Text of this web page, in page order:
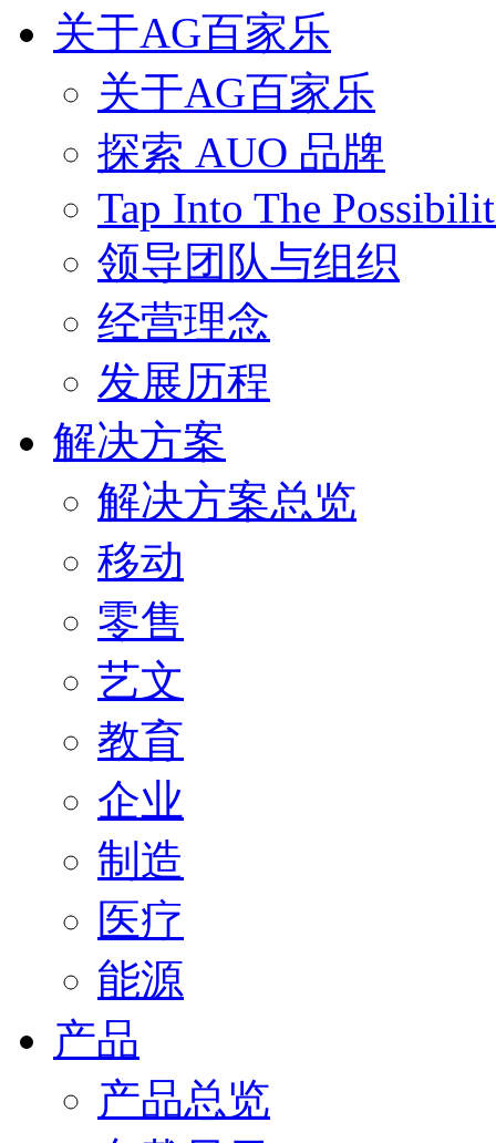
关于AG百家乐
关于AG百家乐
探索 AUO 品牌
Tap Into The
领导团队与组织
经营理念
发展历程
解决方案
解决方案总览
移动
零售
艺文
教育
企业
制造
医疗
能源
产品
产品总览